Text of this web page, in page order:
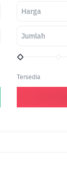
Harga
Jumlah
Tersedia